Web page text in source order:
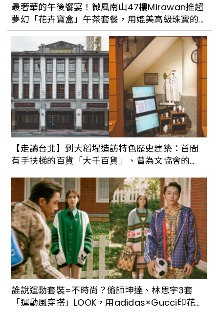
懷舊風再起！台北老字號甜品總整理：歐
式、日式、台式各有特色。勾起小時候的
記憶
最奢華的午後饗宴！微風南山47樓Mirawan推超
夢幻「花卉寶盒」午茶套餐，用媲美高級珠寶的
精緻甜點撫慰疲憊的心
【走讀台北】到大稻埕造訪特色歷史建築：首間
有手扶梯的百貨「大千百貨」、曾為文協會的
「大安醫院」
誰說運動套裝=不時尚？偷師坤達、林思宇3套
「運動風穿搭」LOOK，用adidas×Gucci印花運